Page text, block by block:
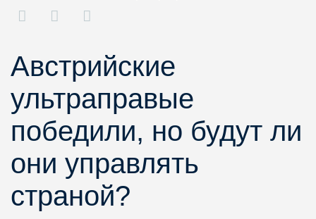
Австрийские
ультраправые
победили, но будут ли
они управлять
страной?